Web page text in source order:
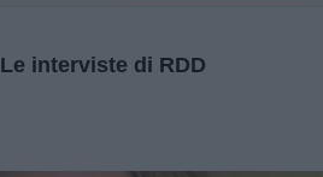
Le interviste di RDD